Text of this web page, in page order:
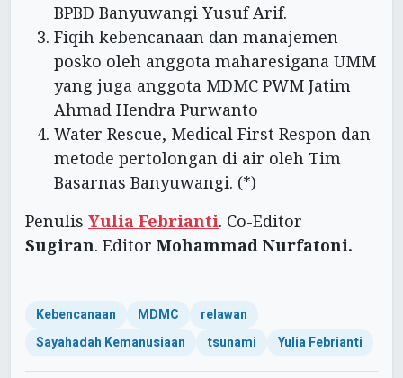
BPBD Banyuwangi Yusuf Arif.
Fiqih kebencanaan dan manajemen
posko oleh anggota maharesigana UMM
yang juga anggota MDMC PWM Jatim
Ahmad Hendra Purwanto
Water Rescue, Medical First Respon dan
metode pertolongan di air oleh Tim
Basarnas Banyuwangi. (*)
Penulis Yulia Febrianti. Co-Editor
Sugiran. Editor Mohammad Nurfatoni.
Kebencanaan MDMC
relawan
Sayahadah Kemanusiaan
tsunami Yulia Febrianti